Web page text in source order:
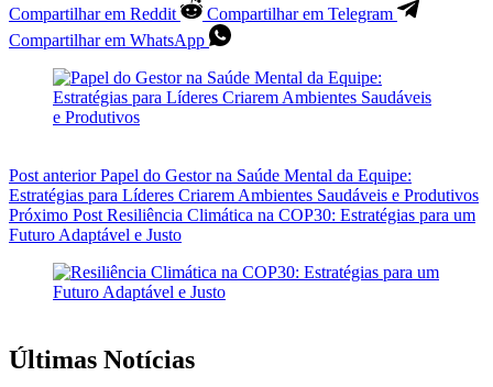
Compartilhar em Reddit
Compartilhar em Telegram
Compartilhar em WhatsApp
Post anteriorPapel do Gestor na Saúde Mental da Equipe:
Estratégias para Líderes Criarem Ambientes Saudáveis e Produtivos
Próximo Post Resiliência Climática na COP30: Estratégias para um
Futuro Adaptável e Justo
Últimas Notícias